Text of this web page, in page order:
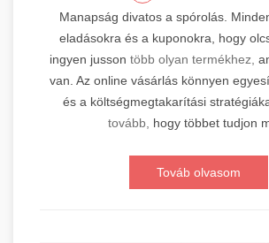
Manapság divatos a spórolás.
eladásokra és a kuponokra, hogy
ingyen jusson több olyan termékhez,
van. Az online vásárlás könnyen
és a költségmegtakarítási
tovább, hogy többet tudjon
Továb olvasom